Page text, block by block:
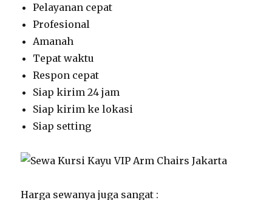
Pelayanan cepat
Profesional
Amanah
Tepat waktu
Respon cepat
Siap kirim 24 jam
Siap kirim ke lokasi
Siap setting
Harga sewanya juga sangat :